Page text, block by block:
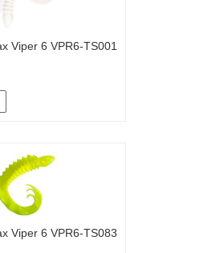
Viper 6 VPR6-TS001
Viper 6 VPR6-TS083